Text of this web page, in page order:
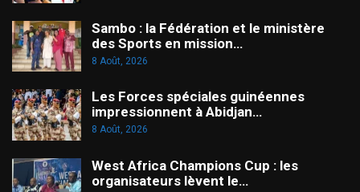
Sambo : la Fédération et le ministère
des Sports en mission…
8 Août, 2026
Les Forces spéciales guinéennes
impressionnent à Abidjan…
8 Août, 2026
West Africa Champions Cup : les
organisateurs lèvent le…